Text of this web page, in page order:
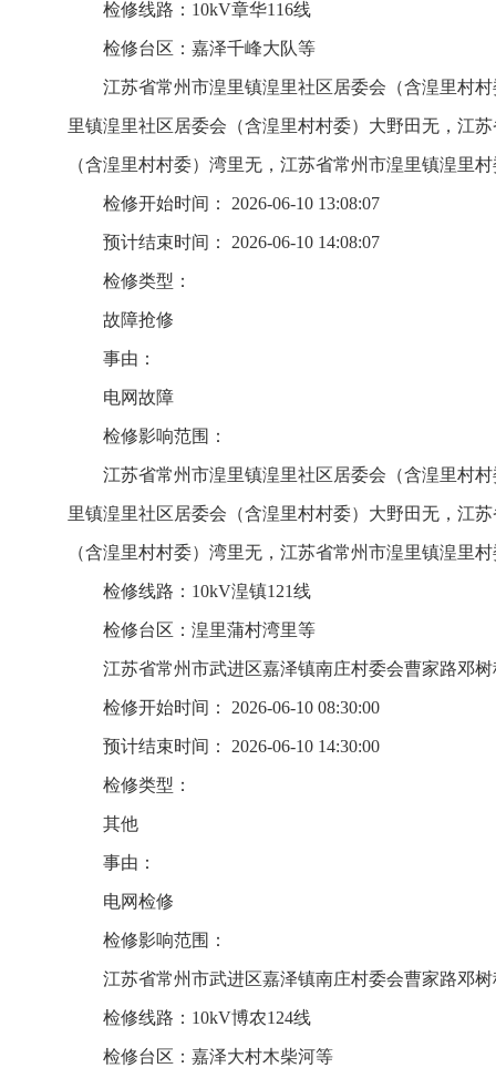
检修线路：10kV章华116线
检修台区：嘉泽千峰大队等
江苏省常州市湟里镇湟里社区居委会（含湟里村
里镇湟里社区居委会（含湟里村村委）大野田无，江
（含湟里村村委）湾里无，江苏省常州市湟里镇湟里
检修开始时间： 2026-06-10 13:08:07
预计结束时间： 2026-06-10 14:08:07
检修类型：
故障抢修
事由：
电网故障
检修影响范围：
江苏省常州市湟里镇湟里社区居委会（含湟里村
里镇湟里社区居委会（含湟里村村委）大野田无，江
（含湟里村村委）湾里无，江苏省常州市湟里镇湟里
检修线路：10kV湟镇121线
检修台区：湟里蒲村湾里等
江苏省常州市武进区嘉泽镇南庄村委会曹家路邓
检修开始时间： 2026-06-10 08:30:00
预计结束时间： 2026-06-10 14:30:00
检修类型：
其他
事由：
电网检修
检修影响范围：
江苏省常州市武进区嘉泽镇南庄村委会曹家路邓
检修线路：10kV博农124线
检修台区：嘉泽大村木柴河等